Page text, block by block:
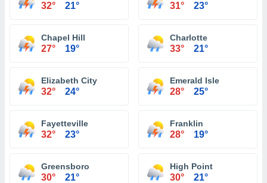
32° 21° 31° 23°
Chapel Hill
27° 19°
Charlotte
33° 21°
Elizabeth City
32° 24°
Emerald Isle
28° 25°
Fayetteville
32° 23°
Franklin
28° 19°
Greensboro
30° 21°
High Point
30° 21°